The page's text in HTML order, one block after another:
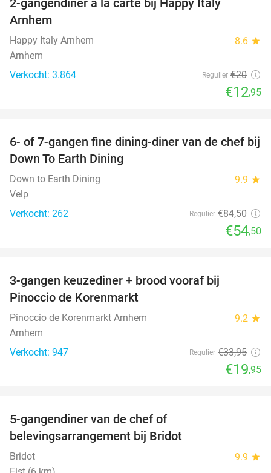
Arnhem
Happy Italy Arnhem 8.6 star
Arnhem
Verkocht: 3.864
Regulier €20
€12,95
36%
6- of 7-gangen fine dining-diner van de chef bij
Down To Earth Dining
Down to Earth Dining 9.9 star
Velp
Verkocht: 262
Regulier €84,50
€54,50
3-gangen keuzediner + brood vooraf bij
Pinoccio de Korenmarkt
Pinoccio de Korenmarkt Arnhem 9.2 star
Arnhem
Verkocht: 947
Regulier €33,95
€19,95
5-gangendiner van de chef of
belevingsarrangement bij Bridot
Bridot 9.9 star